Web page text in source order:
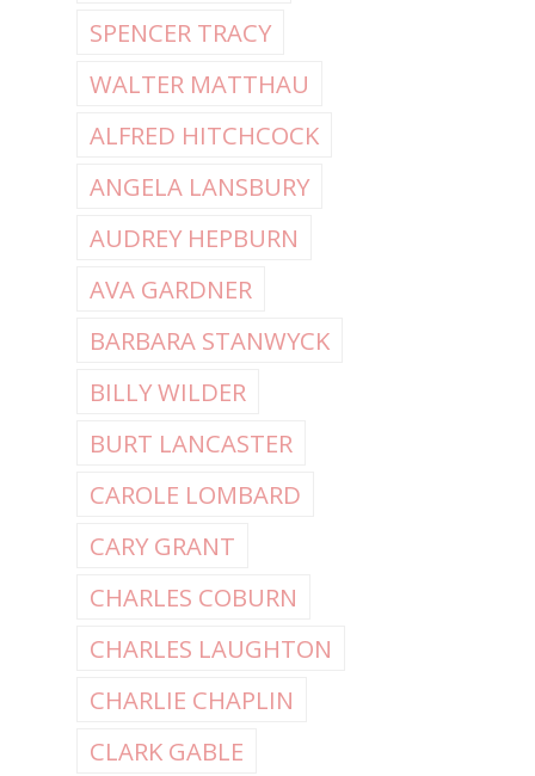
SPENCER TRACY
WALTER MATTHAU
ALFRED HITCHCOCK
ANGELA LANSBURY
AUDREY HEPBURN
AVA GARDNER
BARBARA STANWYCK
BILLY WILDER
BURT LANCASTER
CAROLE LOMBARD
CARY GRANT
CHARLES COBURN
CHARLES LAUGHTON
CHARLIE CHAPLIN
CLARK GABLE